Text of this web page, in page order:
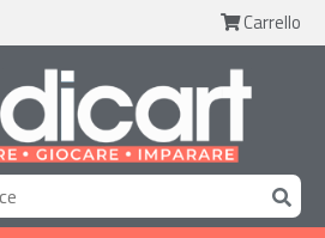
Carrello